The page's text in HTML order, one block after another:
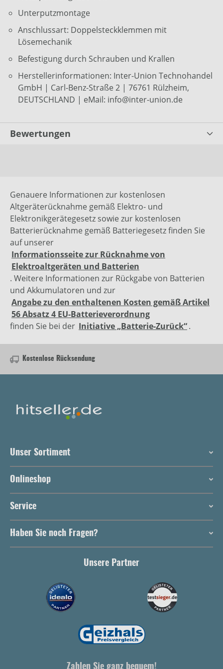
Unterputzmontage
Anschlussart: Doppelsteckklemmen mit
Lösemechanik
Befestigung durch Schrauben und Krallen
Herstellerinformationen: Inter-Union Technohandel
GmbH | Carl-Benz-Straße 2 | 76761 Rülzheim,
DEUTSCHLAND | eMail: info@inter-union.de
Bewertungen
Genauere Informationen zur kostenlosen
Altgeräterücknahme gemäß Elektro- und
Elektronikgerätegesetz sowie zur kostenlosen
Batterierücknahme gemäß Batteriegesetz finden Sie
auf unserer
Informationsseite zur Rücknahme von
Elektroaltgeräten und Batterien
. Weitere Informationen zur Rückgabe von Batterien
und Akkumulatoren und zur
Angabe zu den enthaltenen Kosten gemäß Artikel
56 Absatz 4 EU-Batterieverordnung
finden Sie bei der Initiative „Batterie-Zurück“.
Kostenlose Rücksendung
Unser Sortiment
Onlineshop
Service
Haben Sie noch Fragen?
Unsere Partner
Zahlen Sie ganz bequem!